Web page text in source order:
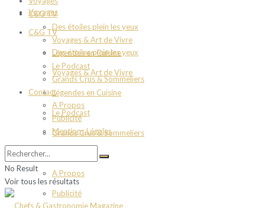
Voyages
C&G TV
Des étoiles plein les yeux
Voyages & Art de Vivre
Légendes en Cuisine
Le Podcast
Grands Crus & Sommeliers
Contact
A Propos
Publicité
C&G TV
Des étoiles plein les yeux
Voyages & Art de Vivre
Légendes en Cuisine
Le Podcast
Grands Crus & Sommeliers
Contact
A Propos
Publicité
Mentions Légales
No Result
Voir tous les résultats